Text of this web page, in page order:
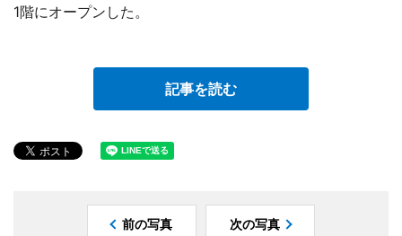
1階にオープンした。
記事を読む
前の写真 次の写真